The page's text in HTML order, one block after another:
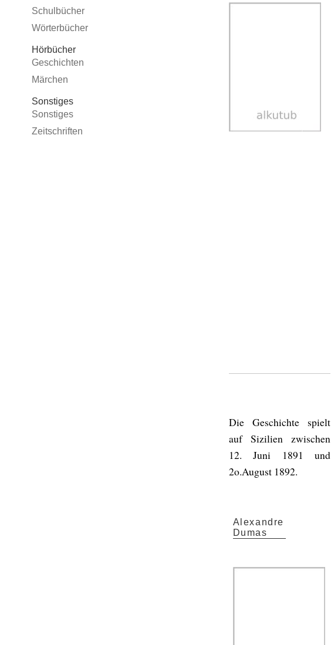
Schulbücher
Wörterbücher
Hörbücher
Geschichten
Märchen
Sonstiges
Sonstiges
Zeitschriften
Die Geschichte spielt
auf Sizilien zwischen
12. Juni 1891 und
2o.August 1892.
Alexandre
Dumas